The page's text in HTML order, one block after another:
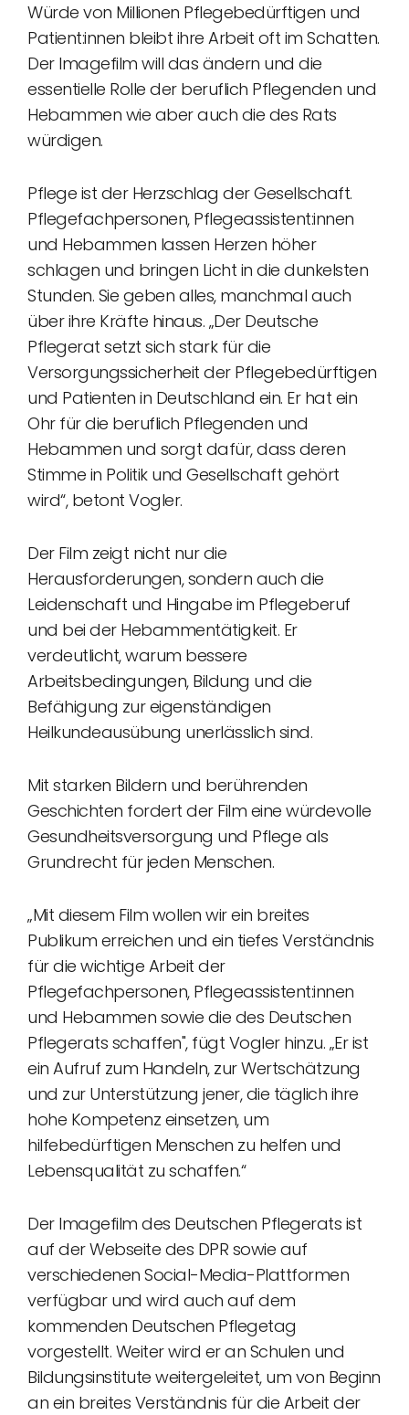
Würde von Millionen Pflegebedürftigen und
Patient:innen bleibt ihre Arbeit oft im Schatten.
Der Imagefilm will das ändern und die
essentielle Rolle der beruflich Pflegenden und
Hebammen wie aber auch die des Rats
würdigen.
Pflege ist der Herzschlag der Gesellschaft.
Pflegefachpersonen, Pflegeassistent:innen
und Hebammen lassen Herzen höher
schlagen und bringen Licht in die dunkelsten
Stunden. Sie geben alles, manchmal auch
über ihre Kräfte hinaus. „Der Deutsche
Pflegerat setzt sich stark für die
Versorgungssicherheit der Pflegebedürftigen
und Patienten in Deutschland ein. Er hat ein
Ohr für die beruflich Pflegenden und
Hebammen und sorgt dafür, dass deren
Stimme in Politik und Gesellschaft gehört
wird“, betont Vogler.
Der Film zeigt nicht nur die
Herausforderungen, sondern auch die
Leidenschaft und Hingabe im Pflegeberuf
und bei der Hebammentätigkeit. Er
verdeutlicht, warum bessere
Arbeitsbedingungen, Bildung und die
Befähigung zur eigenständigen
Heilkundeausübung unerlässlich sind.
Mit starken Bildern und berührenden
Geschichten fordert der Film eine würdevolle
Gesundheitsversorgung und Pflege als
Grundrecht für jeden Menschen.
„Mit diesem Film wollen wir ein breites
Publikum erreichen und ein tiefes Verständnis
für die wichtige Arbeit der
Pflegefachpersonen, Pflegeassistent:innen
und Hebammen sowie die des Deutschen
Pflegerats schaffen", fügt Vogler hinzu. „Er ist
ein Aufruf zum Handeln, zur Wertschätzung
und zur Unterstützung jener, die täglich ihre
hohe Kompetenz einsetzen, um
hilfebedürftigen Menschen zu helfen und
Lebensqualität zu schaffen.“
Der Imagefilm des Deutschen Pflegerats ist
auf der Webseite des DPR sowie auf
verschiedenen Social-Media-Plattformen
verfügbar und wird auch auf dem
kommenden Deutschen Pflegetag
vorgestellt. Weiter wird er an Schulen und
Bildungsinstitute weitergeleitet, um von Beginn
an ein breites Verständnis für die Arbeit der